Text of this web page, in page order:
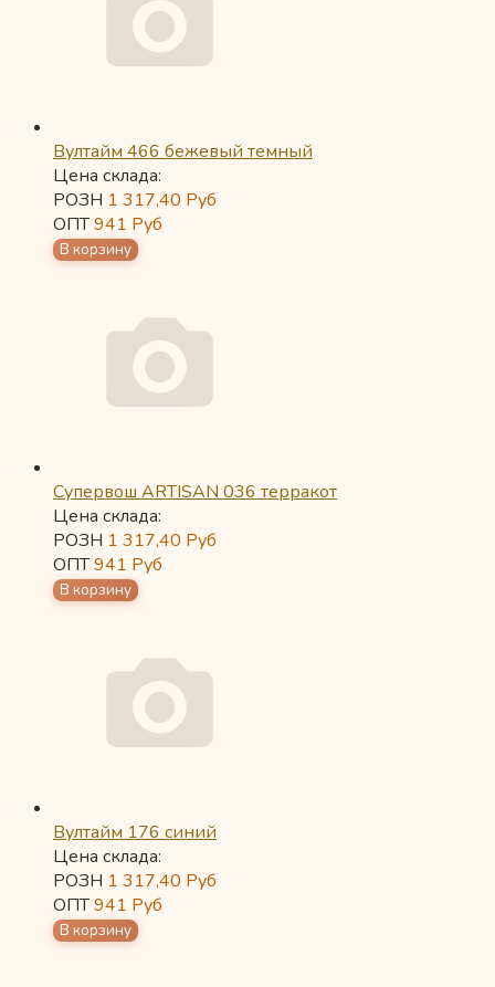
Вултайм 466 бежевый темный
Цена склада:
РОЗН 1 317,40 Руб
ОПТ941 Руб
Супервош ARTISAN 036 терракот
Цена склада:
РОЗН 1 317,40 Руб
ОПТ941 Руб
Вултайм 176 синий
Цена склада:
РОЗН 1 317,40 Руб
ОПТ941 Руб